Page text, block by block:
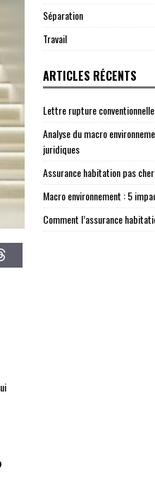
Séparation
Travail
ARTICLES RÉCENTS
Lettre rupture
Analyse du macro
juridiques
Assurance habitation pas
Macro environnement : 5
Comment l’assurance